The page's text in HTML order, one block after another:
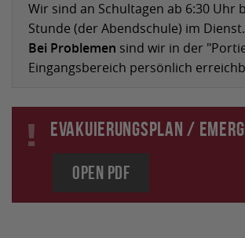
Wir sind an Schultagen ab 6:30 Uhr
Stunde (der Abendschule) im Dienst.
Bei Problemen sind wir in der
Eingangsbereich persönlich
Evakuierungsplan /
Open PDF